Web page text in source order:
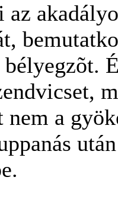
az
bélyegzõt.
nem a